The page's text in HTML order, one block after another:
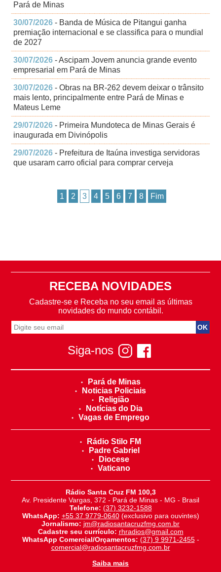
Pará de Minas
30/07/2026 - Banda de Música de Pitangui ganha
premiação internacional e se classifica para o mundial
de 2027
30/07/2026 - Ascipam Jovem anuncia grande evento
empresarial em Pará de Minas
30/07/2026 - Obras na BR-262 devem deixar o trânsito
mais lento, principalmente entre Pará de Minas e
Mateus Leme
29/07/2026 - Primeira Mundoteca de Minas Gerais é
inaugurada em Divinópolis
29/07/2026 - Prefeitura de Itaúna investiga servidoras
que usaram carro oficial para comprar cerveja
1 2 3 4 5 6 7 8 Fim
RECEBA NOVIDADES
Cadastre-se e Receba no seu email as últimas
novidades do mundo contábil.
Siga-nos
Pará de Minas
Noticias Policiais
Religião
Notícias do Dia
Vagas de Emprego
Rádio Stilo FM
Padre Gabriel
Diocese
Vaticano
Rádio Santa Cruz FM 100,3
Av. Presidente Vargas, 372 - Pará de Minas - MG - Brasil
Telefone: (37) 3232-1588
WhatsApp: +55 37 9779-0640(exclusivo para ouvintes)
Jornalismo: jm@radiosantacruzfmg.com.br
Cadastre seu currículo: rhradios@gmail.com
WhatsApp Comercial/Orçamentos: (37) 9 9971-2455-
comercial@radiosantacruzfmg.com.br
Saiba mais